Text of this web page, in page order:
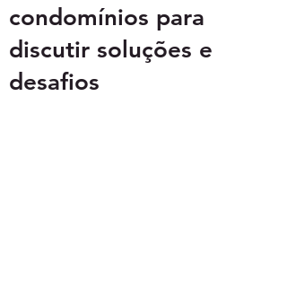
condomínios para
discutir soluções e
desafios